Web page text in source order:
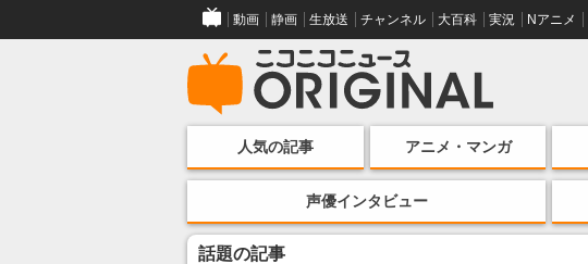
動画 静画 生放送 チャンネル 大百科 実況 Nアニメ
人気の記事 アニメ・マンガ
声優インタビュー
話題の記事